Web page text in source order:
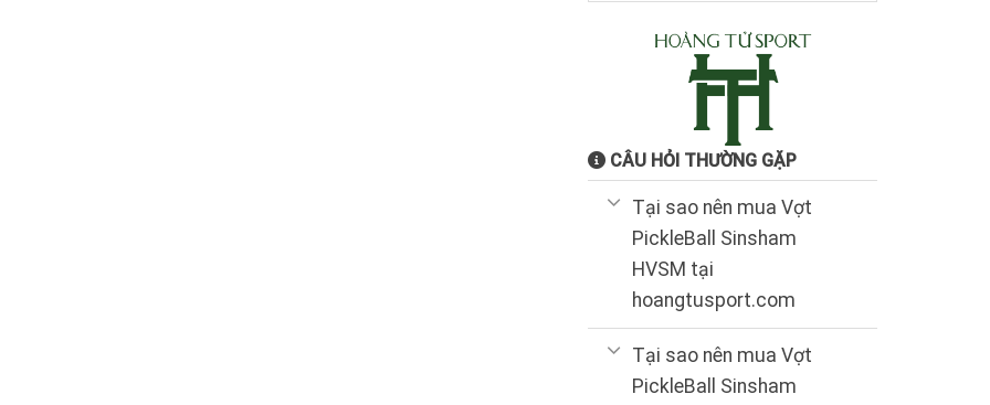
CÂU HỎI THƯỜNG GẶP
Tại sao nên mua Vợt
PickleBall Sinsham
HVSM tại
hoangtusport.com
Tại sao nên mua Vợt
PickleBall Sinsham